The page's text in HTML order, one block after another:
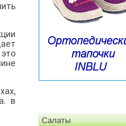
в
Салаты